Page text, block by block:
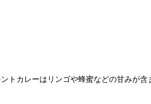
トカレーはリンゴや蜂蜜などの甘みが含